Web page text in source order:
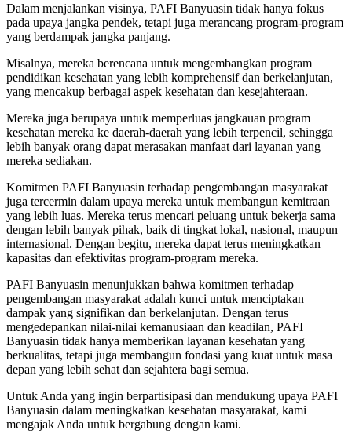
Dalam menjalankan visinya, PAFI Banyuasin tidak hanya fokus
pada upaya jangka pendek, tetapi juga merancang program-program
yang berdampak jangka panjang.
Misalnya, mereka berencana untuk mengembangkan program
pendidikan kesehatan yang lebih komprehensif dan berkelanjutan,
yang mencakup berbagai aspek kesehatan dan kesejahteraan.
Mereka juga berupaya untuk memperluas jangkauan program
kesehatan mereka ke daerah-daerah yang lebih terpencil, sehingga
lebih banyak orang dapat merasakan manfaat dari layanan yang
mereka sediakan.
Komitmen PAFI Banyuasin terhadap pengembangan masyarakat
juga tercermin dalam upaya mereka untuk membangun kemitraan
yang lebih luas. Mereka terus mencari peluang untuk bekerja sama
dengan lebih banyak pihak, baik di tingkat lokal, nasional, maupun
internasional. Dengan begitu, mereka dapat terus meningkatkan
kapasitas dan efektivitas program-program mereka.
PAFI Banyuasin menunjukkan bahwa komitmen terhadap
pengembangan masyarakat adalah kunci untuk menciptakan
dampak yang signifikan dan berkelanjutan. Dengan terus
mengedepankan nilai-nilai kemanusiaan dan keadilan, PAFI
Banyuasin tidak hanya memberikan layanan kesehatan yang
berkualitas, tetapi juga membangun fondasi yang kuat untuk masa
depan yang lebih sehat dan sejahtera bagi semua.
Untuk Anda yang ingin berpartisipasi dan mendukung upaya PAFI
Banyuasin dalam meningkatkan kesehatan masyarakat, kami
mengajak Anda untuk bergabung dengan kami.